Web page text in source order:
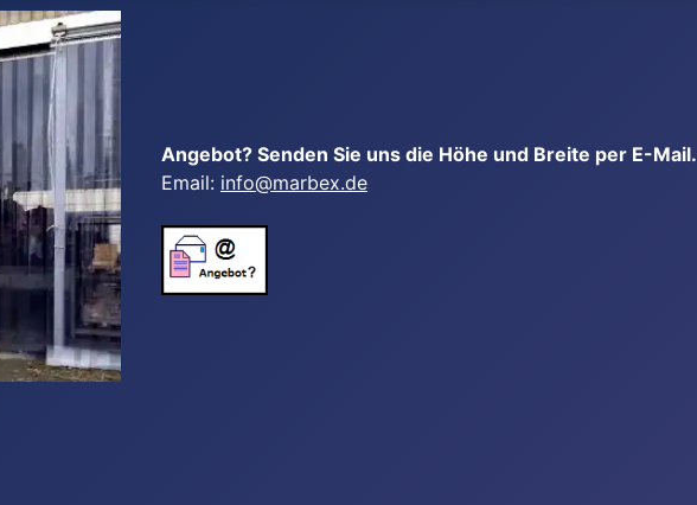
Angebot? Senden Sie uns die Höhe und Breite per E-Mail.
Email: info@marbex.de